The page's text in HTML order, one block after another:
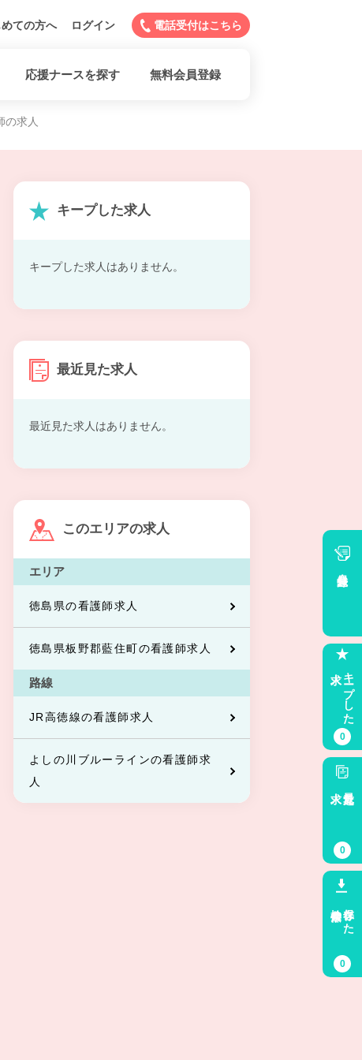
ての方へ ログイン 電話受付はこちら
応援ナースを探す 無料会員登録
の求人
キープした求人
キープした求人はありません。
最近見た求人
最近見た求人はありません。
このエリアの求人
エリア
徳島県の看護師求人
徳島県板野郡藍住町の看護師求人
路線
JR高徳線の看護師求人
よしの川ブルーラインの看護師求
人
キープした
0
最近見た
0
保存した
0